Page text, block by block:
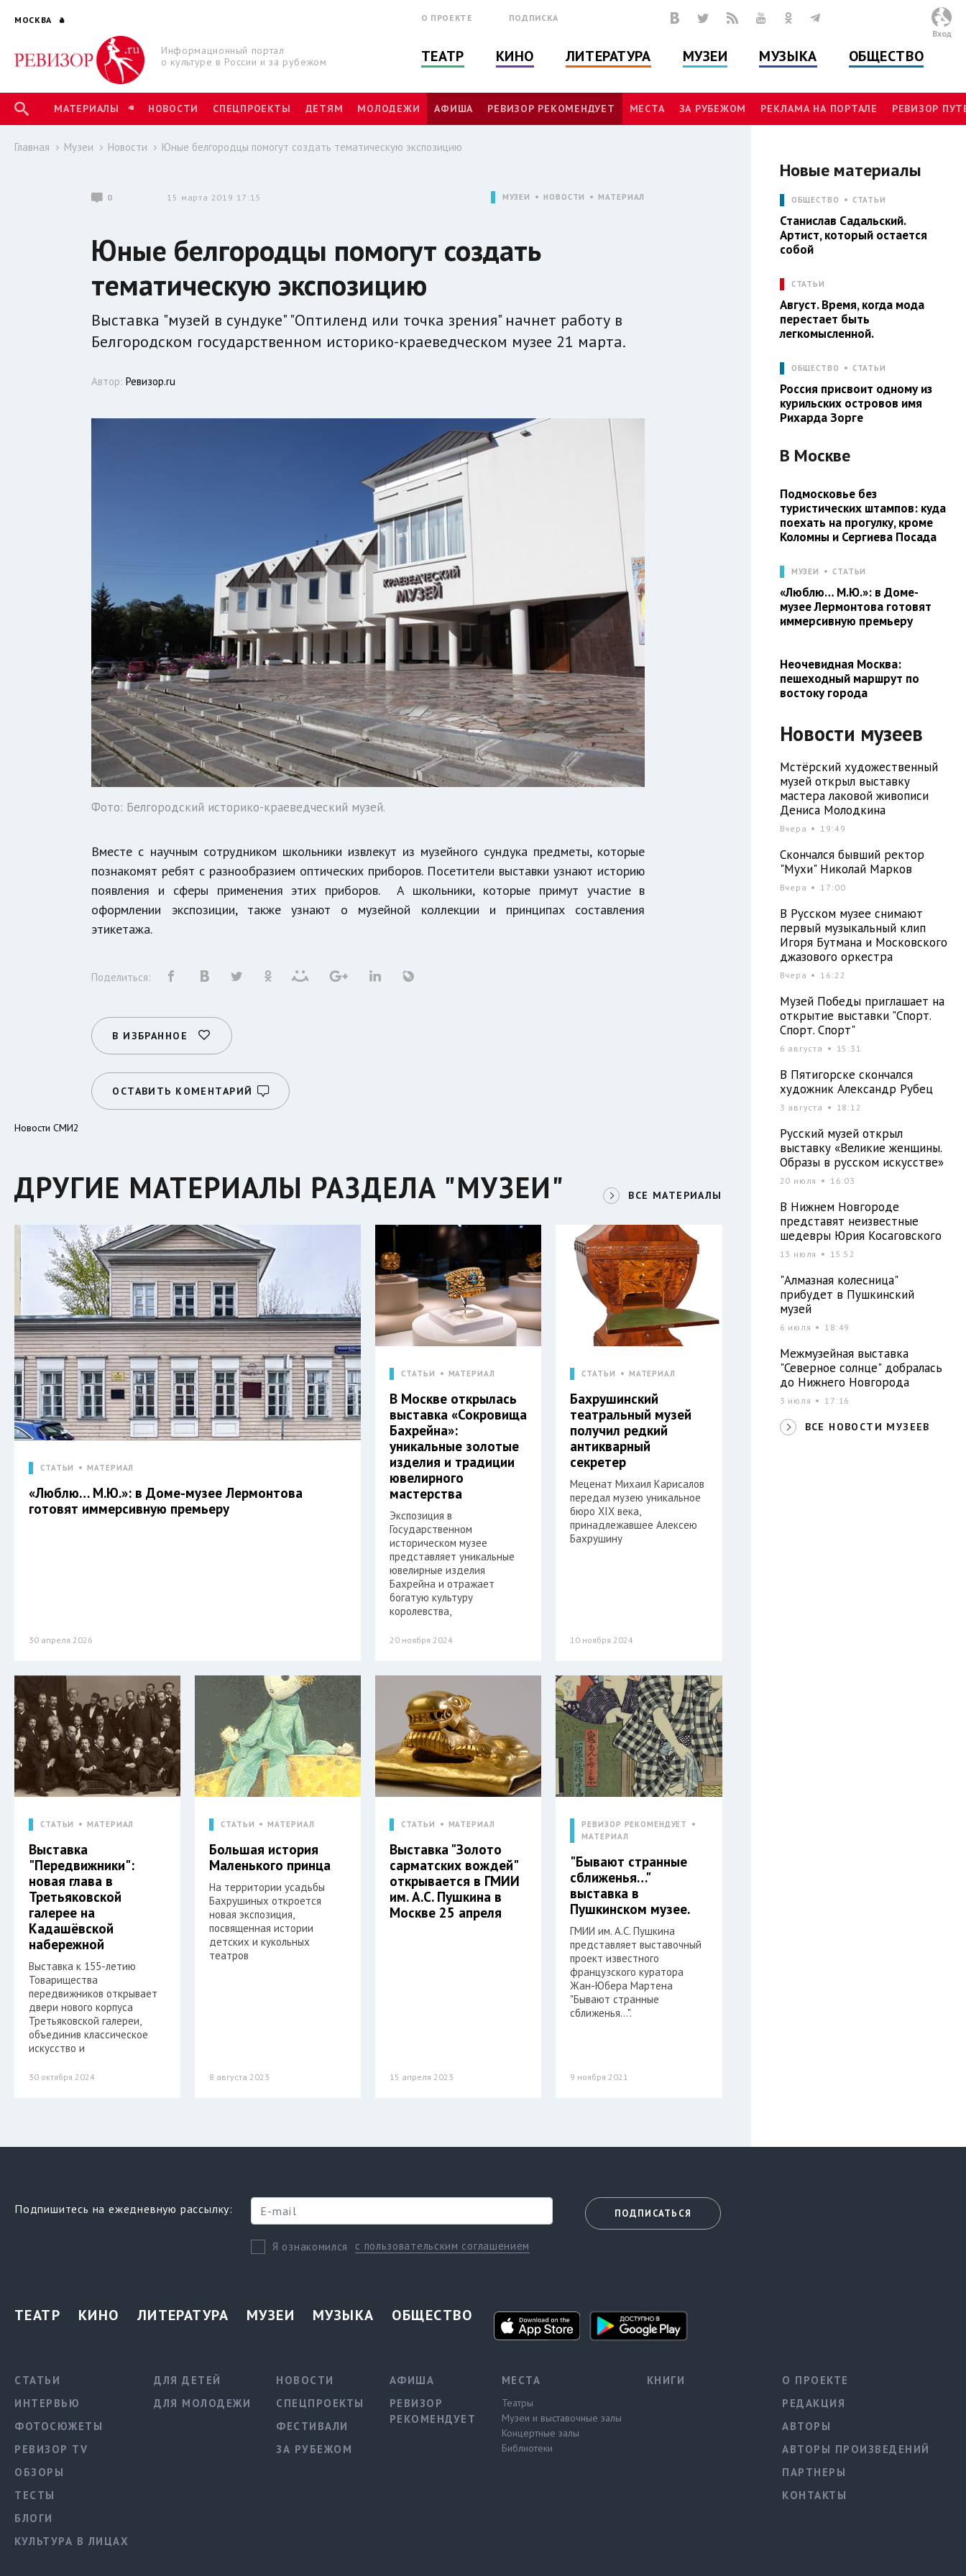
МОСКВА
Информационный портал
о культуре в России и за рубежом
О ПРОЕКТЕ ПОДПИСКА
ТЕАТР КИНО ЛИТЕРАТУРА МУЗЕИ МУЗЫКА ОБЩЕСТВО
Вход
МАТЕРИАЛЫ НОВОСТИ СПЕЦПРОЕКТЫ ДЕТЯМ МОЛОДЕЖИ АФИША РЕВИЗОР РЕКОМЕНДУЕТ МЕСТА ЗА РУБЕЖОМ РЕКЛАМА НА ПОРТАЛЕ РЕВИЗОР
Главная Музеи Новости Юные белгородцы помогут создать тематическую экспозицию
0 15 марта 2019 17:15 МУЗЕИ НОВОСТИ МАТЕРИАЛ
Юные белгородцы помогут создать
тематическую экспозицию
Выставка "музей в сундуке" "Оптиленд или точка зрения" начнет работу в
Белгородском государственном историко-краеведческом музее 21 марта.
Автор:Ревизор.ru
Фото: Белгородский историко-краеведческий музей.
Вместе с научным сотрудником школьники извлекут из музейного сундука предметы, которые
познакомят ребят с разнообразием оптических приборов. Посетители выставки узнают историю
появления и сферы применения этих приборов. А школьники, которые примут участие в
оформлении экспозиции, также узнают о музейной коллекции и принципах составления
этикетажа.
Поделиться:
В ИЗБРАННОЕ
ОСТАВИТЬ КОМЕНТАРИЙ
Новости СМИ2
ДРУГИЕ МАТЕРИАЛЫ РАЗДЕЛА "МУЗЕИ" ВСЕ МАТЕРИАЛЫ
СТАТЬИ МАТЕРИАЛ
«Люблю… М.Ю.»: в Доме-музее Лермонтова
готовят иммерсивную премьеру
30 апреля 2026
СТАТЬИ МАТЕРИАЛ
В Москве открылась
выставка «Сокровища
Бахрейна»:
уникальные золотые
изделия и традиции
ювелирного
мастерства
Экспозиция в
Государственном
историческом музее
представляет уникальные
ювелирные изделия
Бахрейна и отражает
богатую культуру
королевства,
20 ноября 2024
СТАТЬИ МАТЕРИАЛ
Бахрушинский
театральный музей
получил редкий
антикварный
секретер
Меценат Михаил Карисалов
передал музею уникальное
бюро XIX века,
принадлежавшее Алексею
Бахрушину
10 ноября 2024
СТАТЬИ МАТЕРИАЛ
Выставка
"Передвижники":
новая глава в
Третьяковской
галерее на
Кадашёвской
набережной
Выставка к 155-летию
Товарищества
передвижников открывает
двери нового корпуса
Третьяковской галереи,
объединив классическое
искусство и
30 октября 2024
СТАТЬИ МАТЕРИАЛ
Большая история
Маленького принца
На территории усадьбы
Бахрушиных откроется
новая экспозиция,
посвященная истории
детских и кукольных
театров
8 августа 2023
СТАТЬИ МАТЕРИАЛ
Выставка "Золото
сарматских вождей"
открывается в ГМИИ
им. А.С. Пушкина в
Москве 25 апреля
15 апреля 2023
РЕВИЗОР РЕКОМЕНДУЕТ
МАТЕРИАЛ
"Бывают странные
сближенья…"
выставка в
Пушкинском музее.
ГМИИ им. А.С. Пушкина
представляет выставочный
проект известного
французского куратора
Жан-Юбера Мартена
"Бывают странные
сближенья…".
9 ноября 2021
Новые материалы
ОБЩЕСТВО СТАТЬИ
Станислав Садальский.
Артист, который остается
собой
СТАТЬИ
Август. Время, когда мода
перестает быть
легкомысленной.
ОБЩЕСТВО СТАТЬИ
Россия присвоит одному из
курильских островов имя
Рихарда Зорге
В Москве
Подмосковье без
туристических штампов: куда
поехать на прогулку, кроме
Коломны и Сергиева Посада
МУЗЕИ СТАТЬИ
«Люблю… М.Ю.»: в Доме-
музее Лермонтова готовят
иммерсивную премьеру
Неочевидная Москва:
пешеходный маршрут по
востоку города
Новости музеев
Мстёрский художественный
музей открыл выставку
мастера лаковой живописи
Дениса Молодкина
Вчера 19:49
Скончался бывший ректор
"Мухи" Николай Марков
Вчера 17:00
В Русском музее снимают
первый музыкальный клип
Игоря Бутмана и Московского
джазового оркестра
Вчера 16:22
Музей Победы приглашает на
открытие выставки "Спорт.
Спорт. Спорт"
6 августа 15:31
В Пятигорске скончался
художник Александр Рубец
3 августа 18:12
Русский музей открыл
выставку «Великие женщины.
Образы в русском искусстве»
20 июля 16:03
В Нижнем Новгороде
представят неизвестные
шедевры Юрия Косаговского
13 июля 15:52
"Алмазная колесница"
прибудет в Пушкинский
музей
6 июля 18:49
Межмузейная выставка
"Северное солнце" добралась
до Нижнего Новгорода
3 июля 17:16
ВСЕ НОВОСТИ МУЗЕЕВ
Подпишитесь на ежедневную рассылку:
Я ознакомился с пользовательским соглашением
ПОДПИСАТЬСЯ
ТЕАТР КИНО ЛИТЕРАТУРА МУЗЕИ МУЗЫКА ОБЩЕСТВО
СТАТЬИ
ИНТЕРВЬЮ
ФОТОСЮЖЕТЫ
РЕВИЗОР TV
ОБЗОРЫ
ТЕСТЫ
БЛОГИ
КУЛЬТУРА В ЛИЦАХ
ДЛЯ ДЕТЕЙ
ДЛЯ МОЛОДЕЖИ
НОВОСТИ
СПЕЦПРОЕКТЫ
ФЕСТИВАЛИ
ЗА РУБЕЖОМ
АФИША
РЕВИЗОР
РЕКОМЕНДУЕТ
МЕСТА
Театры
Музеи и выставочные залы
Концертные залы
Библиотеки
КНИГИ
О ПРОЕКТЕ
РЕДАКЦИЯ
АВТОРЫ
АВТОРЫ ПРОИЗВЕДЕНИЙ
ПАРТНЕРЫ
КОНТАКТЫ